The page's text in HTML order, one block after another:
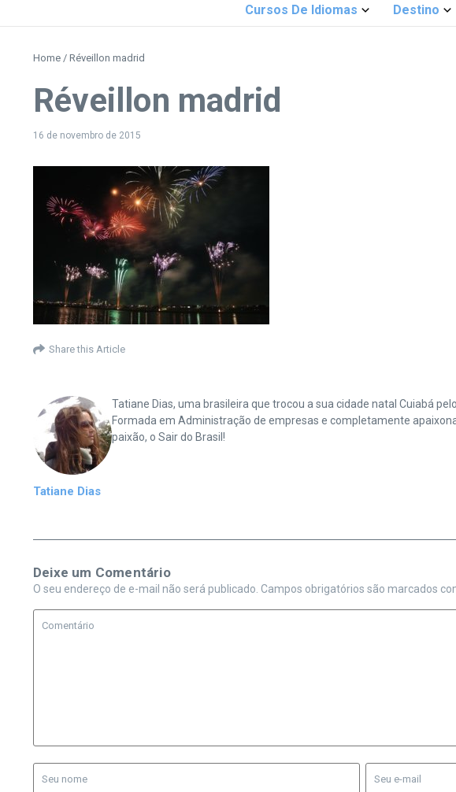
Cursos De Idiomas Destino
Home / Réveillon madrid
Réveillon madrid
16 de novembro de 2015
Share this Article
Tatiane Dias
Tatiane Dias, uma brasileira que trocou a sua cidade natal Cuiabá
Formada em Administração de empresas e completamente
paixão, o Sair do Brasil!
Deixe um Comentário
O seu endereço de e-mail não será publicado. Campos obrigatórios são marcados